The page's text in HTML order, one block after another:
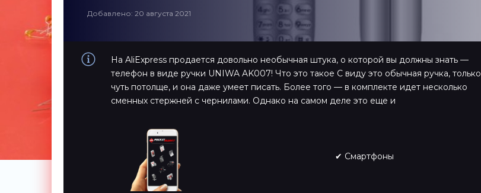
Добавлено: 20 августа 2021
На AliExpress продается довольно необычная штука, о которой вы должны знать —
телефон в виде ручки UNIWA AK007! Что это такое С виду это обычная ручка, только
чуть потолще, и она даже умеет писать. Более того — в комплекте идет несколько
сменных стержней с чернилами. Однако на самом деле это еще и
✔ Смартфоны